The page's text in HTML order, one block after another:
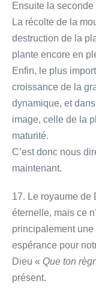
Ensuite la seconde
La récolte de la
destruction de la
plante encore en
Enfin, le plus
croissance de la
dynamique, et
image, celle de la
maturité.
C’est donc nous
maintenant.
17. Le royaume de
éternelle, mais ce
principalement une
espérance pour
Dieu « Que ton
présent.